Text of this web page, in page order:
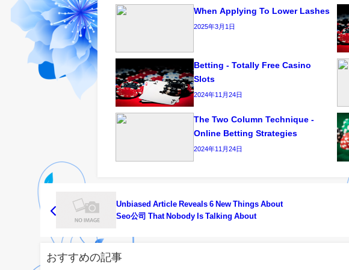
When Applying To Lower Lashes
2025年3月1日
Betting - Totally Free Casino
Slots
2024年11月24日
The Two Column Technique -
Online Betting Strategies
2024年11月24日
Unbiased Article Reveals 6 New Things About
Seo公司 That Nobody Is Talking About
おすすめの記事